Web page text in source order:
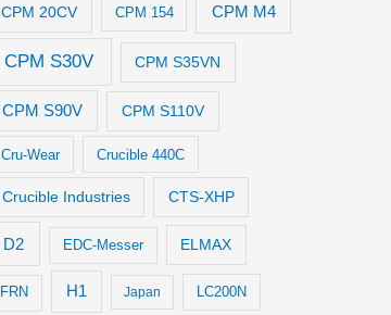
CPM 20CV CPM 154 CPM M4
CPM S30V CPM S35VN
CPM S90V CPM S110V
Cru-Wear Crucible 440C
Crucible Industries CTS-XHP
D2 EDC-Messer ELMAX
FRN H1 Japan LC200N